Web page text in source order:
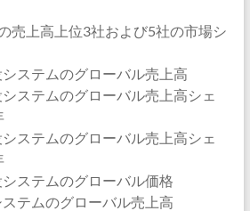
売上高上位3社および5社の市場シ
ステムのグローバル売上高
ステムのグローバル売上高シェ
ステムのグローバル売上高シェ
ステムのグローバル価格
テムのグローバル売上高